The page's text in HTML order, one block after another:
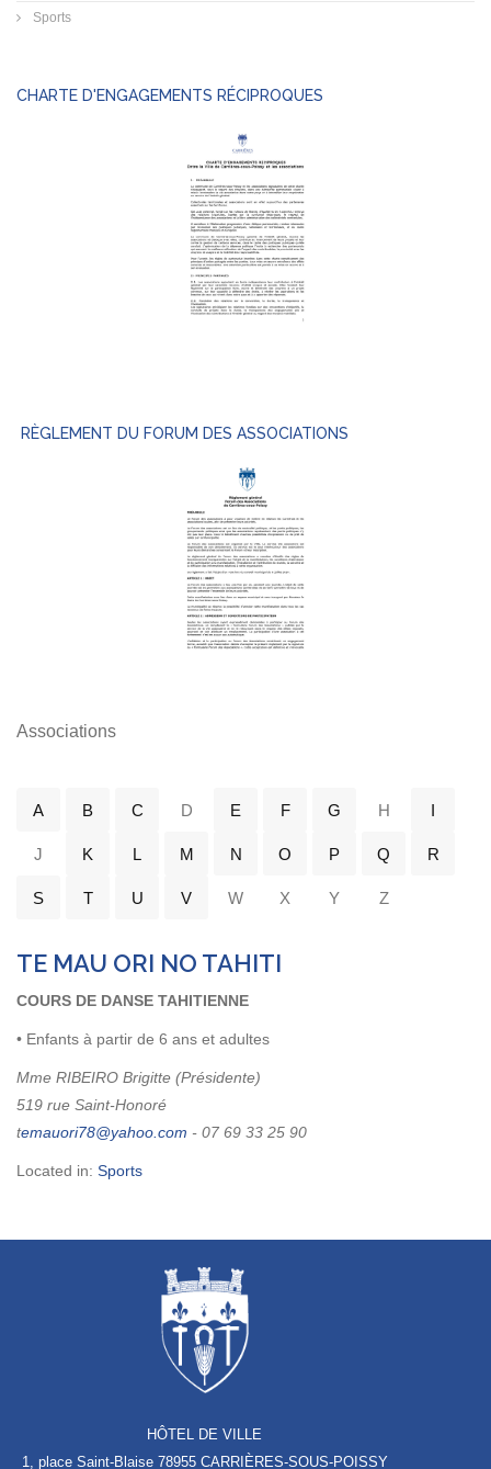
Sports
CHARTE D'ENGAGEMENTS RÉCIPROQUES
RÈGLEMENT DU FORUM DES ASSOCIATIONS
Associations
A B C D E F G H I
J K L M N O P Q R
S T U V W X Y Z
TE MAU ORI NO TAHITI
COURS DE DANSE TAHITIENNE
• Enfants à partir de 6 ans et adultes
Mme RIBEIRO Brigitte (Présidente)
519 rue Saint-Honoré
t
- 07 69 33 25 90
Located in: Sports
HÔTEL DE VILLE
1, place Saint-Blaise 78955 CARRIÈRES-SOUS-POISSY